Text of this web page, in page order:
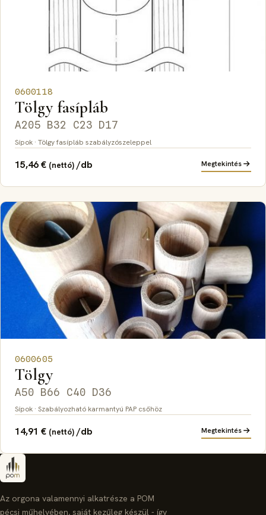
0600118
Tölgy fasípláb
A205 B32 C23 D17
Sípok · Tölgy fasípláb szabályzószeleppel
15,46€ (nettó) /db Megtekintés
0600605
Tölgy
A50 B66 C40 D36
Sípok · Szabályozható karmantyú PAP csőhöz
14,91 € (nettó) /db Megtekintés
Az orgona valamennyi alkatrésze a POM
pécsi műhelyében, saját kezűleg készül - így